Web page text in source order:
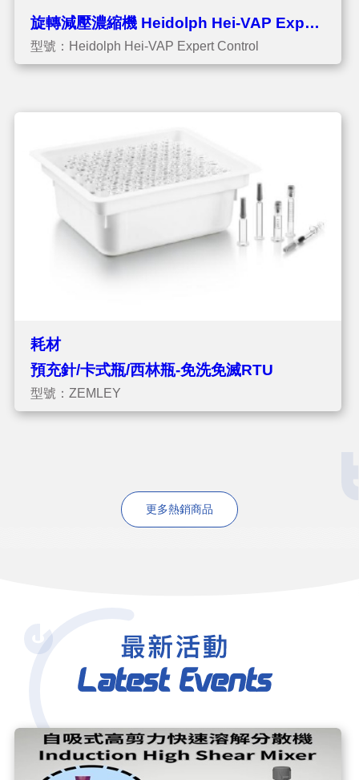
旋轉減壓濃縮機 Heidolph Hei-VAP Expert
Control - 專業型
型號：Heidolph Hei-VAP Expert Control
耗材
預充針/卡式瓶/西林瓶-免洗免滅RTU
型號：ZEMLEY
更多熱銷商品